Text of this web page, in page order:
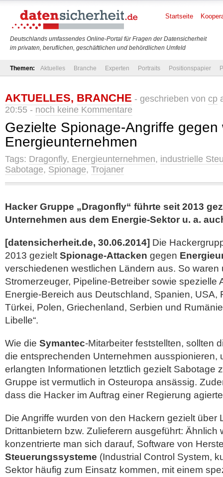
Deutschlands umfassendes Online-Portal für Fragen der Datensicherheit
im privaten, beruflichen, geschäftlichen und behördlichen Umfeld
Startseite
Themen: Aktuelles Branche Experten Portraits Positionspapier
AKTUELLES, BRANCHE - geschrieben von cp
20:55 - noch keine Kommentare
Gezielte Spionage-Angriffe gegen
Energieunternehmen
Tags: Dragonfly, Energieunternehmen, industrielle
Sabotage, Spionage, Trojaner
Hacker Gruppe „Dragonfly“ führte seit 2013
Unternehmen aus dem Energie-Sektor u. a.
[datensicherheit.de, 30.06.2014] Die
2013 gezielt Spionage-Attacken gegen
verschiedenen westlichen Ländern aus. So waren
Stromerzeuger, Pipeline-Betreiber sowie spezielle
Energie-Bereich aus Deutschland, Spanien, USA,
Türkei, Polen, Griechenland, Serbien und
Libelle“.
Wie die Symantec-Mitarbeiter feststellten, sollten
die entsprechenden Unternehmen ausspionieren,
erlangten Informationen letztlich gezielt Sabotage
Gruppe ist vermutlich in Osteuropa ansässig.
dass die Hacker im Auftrag einer Regierung
Die Angriffe wurden von den Hackern gezielt über
Drittanbietern bzw. Zulieferern ausgeführt: Ähnlich
konzentrierte man sich darauf, Software von
Steuerungssysteme (Industrial Control System,
Sektor häufig zum Einsatz kommen, mit einem